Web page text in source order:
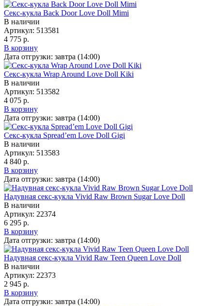
Секс-кукла Back Door Love Doll Mimi
В наличии
Артикул: 513581
4 775 р.
В корзину
Дата отгрузки: завтра (14:00)
Секс-кукла Wrap Around Love Doll Kiki
В наличии
Артикул: 513582
4 075 р.
В корзину
Дата отгрузки: завтра (14:00)
Секс-кукла Spread’em Love Doll Gigi
В наличии
Артикул: 513583
4 840 р.
В корзину
Дата отгрузки: завтра (14:00)
Надувная секс-кукла Vivid Raw Brown Sugar Love Doll
В наличии
Артикул: 22374
6 295 р.
В корзину
Дата отгрузки: завтра (14:00)
Надувная секс-кукла Vivid Raw Teen Queen Love Doll
В наличии
Артикул: 22373
2 945 р.
В корзину
Дата отгрузки: завтра (14:00)